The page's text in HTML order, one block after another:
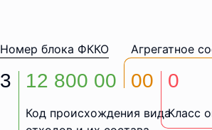
3
Номер блока ФККО
Код происхождения вида
12 800 00
Агрегатное
00
Класс
0